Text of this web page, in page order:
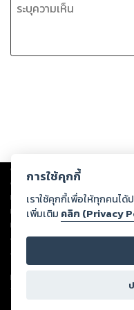
Copyright © 2026
ต่อผลงานหรือเนื้อหาใดที่อัปโหลด
ทรัพย์สินทางปัญญาของบุคคลอื่น
ทุกท่านโปรดใช้วิจารณญาณในกา
หนึ่งส่วนใดขัดต่อกฎหมายและศีล
ดำเนินการในทันที ทั้งนี้ ทางสต
ลิขสิทธิ์ พ.ศ. 2537 (ฉบับล่าสุด)
For support:
Version
การใช้คุกกี้
เราใช้คุกกี้เพื่อให้ทุกคนไ
เพิ่มเติม คลิก (Privacy